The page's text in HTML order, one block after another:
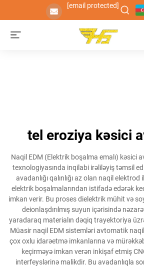
[email protected]
tel eroziya kəsici
Naqil EDM (Elektrik boşalma emalı) kəsici
texnologiyasında inqilabi irəliləyiş təmsil
avadanlığı qalınlığı az olan naqil elektrod
elektrik boşalmalarından istifadə edərək
imkan verir. Bu proses dielektrik mühit və
deionlaşdırılmış suyun içərisində
yaradaraq materialın dəqiq trayektoriya
Müasir naqil EDM sistemləri avtomatik
çox oxlu idarəetmə imkanlarına və
keçirməyə imkan verən inkişaf etmiş
interfeyslərinə malikdir. Bu avadanlıqla